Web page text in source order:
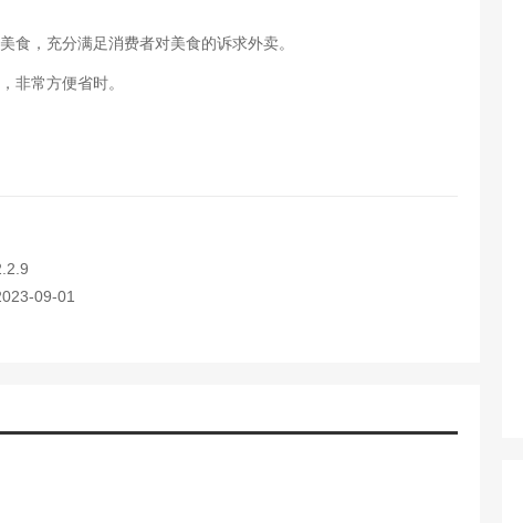
食，充分满足消费者对美食的诉求外卖。
非常方便省时。
09-01